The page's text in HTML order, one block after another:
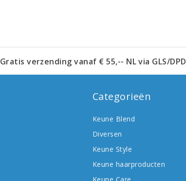
Gratis verzending vanaf € 55,-- NL via GLS/DPD
Categorieën
Keune Blend
Diversen
Keune Style
Keune haarproducten